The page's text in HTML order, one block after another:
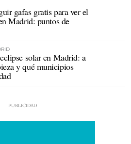
gafas gratis para ver el
Madrid: puntos de
solar en Madrid: a
y qué municipios